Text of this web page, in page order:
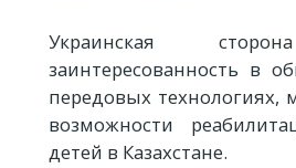
Украинская
заинтересованность в
передовых технологиях,
возможности
детей в Казахстане.